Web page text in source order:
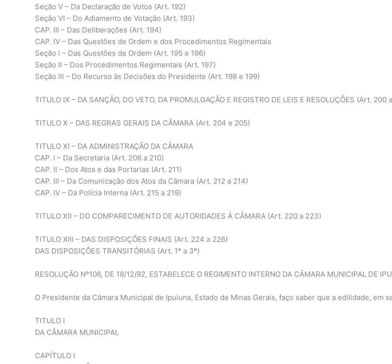
Seção V – Da Declaração de Votos (Art. 192)
Seção VI – Do Adiamento de Votação (Art. 193)
CAP. III – Das Deliberações (Art. 194)
CAP. IV – Das Questões de Ordem e dos Procedimentos Regimentais
Seção I – Das Questões de Ordem (Art. 195 e 196)
Seção II – Dos Procedimentos Regimentais (Art. 197)
Seção III – Do Recurso às Decisões do Presidente (Art. 198 e 199)
TITULO IX – DA SANÇÃO, DO VETO, DA PROMULGAÇÃO E REGISTRO DE LEIS E RESOLUÇÕES (Art. 200
TITULO X – DAS REGRAS GERAIS DA CÂMARA (Art. 204 e 205)
TITULO XI – DA ADMINISTRAÇÃO DA CÂMARA
CAP. I – Da Secretaria (Art. 206 a 210)
CAP. II – Dos Atos e das Portarias (Art. 211)
CAP. III – Da Comunicação dos Atos da Câmara (Art. 212 a 214)
CAP. IV – Da Polícia Interna (Art. 215 a 219)
TITULO XII – DO COMPARECIMENTO DE AUTORIDADES À CÂMARA (Art. 220 a 223)
TITULO XIII – DAS DISPOSIÇÕES FINAIS (Art. 224 a 226)
DAS DISPOSIÇÕES TRANSITÓRIAS (Art. 1º a 3º)
RESOLUÇÃO Nº106, DE 18/12/92, ESTABELECE O REGIMENTO INTERNO DA CÂMARA MUNICIPAL DE
O Presidente da Câmara Municipal de Ipuiuna, Estado de Minas Gerais, faço saber que a edilidade, em
TITULO I
DA CÂMARA MUNICIPAL
CAPÍTULO I